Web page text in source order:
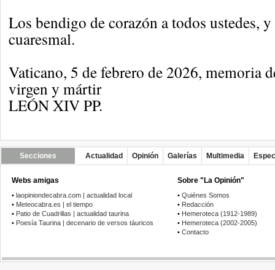
Los bendigo de corazón a todos ustedes,
cuaresmal.
Vaticano, 5 de febrero de 2026, memoria
virgen y mártir
LEÓN XIV PP.
Secciones Actualidad Opinión Galerías Multimedia
Webs amigas
• laopiniondecabra.com | actualidad local
• Meteocabra.es | el tiempo
• Patio de Cuadrillas | actualidad taurina
• Poesía Taurina | decenario de versos táuricos
Sobre "La Opinión"
• Quiénes Somos
• Redacción
• Hemeroteca (1912-1989)
• Hemeroteca (2002-2005)
• Contacto